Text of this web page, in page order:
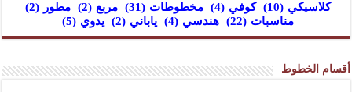
كلاسيكي (10) كوفي (4) مخطوطات (31) مربع (2) مطور (2)
مناسبات (22) هندسي (4) ياباني (2) يدوي (5)
أقسام الخطوط